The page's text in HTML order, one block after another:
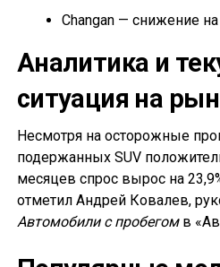
Changan — снижение
Аналитика и
ситуация на
Несмотря на осторожные
подержанных SUV
месяцев спрос вырос на
отметил Андрей Ковалев,
Автомобили с пробегомв